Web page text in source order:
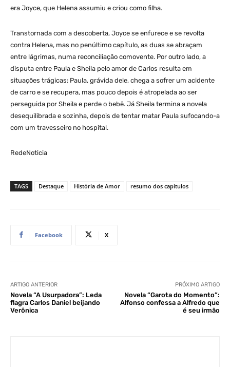
era Joyce, que Helena assumiu e criou como filha.
Transtornada com a descoberta, Joyce se enfurece e se revolta
contra Helena, mas no penúltimo capítulo, as duas se abraçam
entre lágrimas, numa reconciliação comovente. Por outro lado, a
disputa entre Paula e Sheila pelo amor de Carlos resulta em
situações trágicas: Paula, grávida dele, chega a sofrer um acidente
de carro e se recupera, mas pouco depois é atropelada ao ser
perseguida por Sheila e perde o bebê. Já Sheila termina a novela
desequilibrada e sozinha, depois de tentar matar Paula sufocando-a
com um travesseiro no hospital.
RedeNoticia
TAGS Destaque História de Amor resumo dos capítulos
Facebook X
ARTIGO ANTERIOR
Novela “A Usurpadora”: Leda
flagra Carlos Daniel beijando
Verônica
PRÓXIMO ARTIGO
Novela “Garota do Momento”:
Alfonso confessa a Alfredo que
é seu irmão